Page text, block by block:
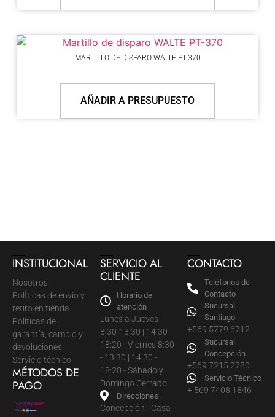
MARTILLO DE DISPARO WALTE PT-370
AÑADIR A PRESUPUESTO
INSTITUCIONAL
Nosotros
PolÍticas de envío y
retiro en tienda
Políticas de
garantía, cambio y
devoluciones
Servicio técnico
MÉTODOS DE
PAGO
SERVICIO AL
CLIENTE
Horario de
atención
Lunes a Jueves
8:30-13:30 | 14:30-
18:20 - Viernes 8:30
- 13:30 | 14:30 -
18:20 - Sábado y
Domingo Cerrado
Direcciones
Concepción - Casa
CONTACTO
Teléfonos de
Contacto
Sucursal
Santiago
+569 5779 6712
Sucursal
Concepción
+569 7215 2780
Servicio Técnico
+ 569 7408 1846